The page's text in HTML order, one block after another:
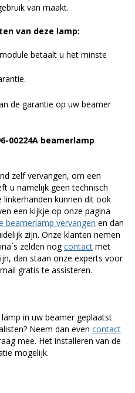
van maakt.
van deze lamp:
betaalt u het minste
de garantie op uw beamer
00224A beamerlamp
zelf vervangen, om een
u namelijk geen technisch
kunnen dit ook
een kijkje op onze pagina
beamerlamp vervangen en dan
zijn. Onze klanten nemen
zelden nogcontact met
dan staan onze experts voor
gratis te assisteren.
in uw beamer geplaatst
Neem dan even contact
mee. Het installeren van de
mogelijk.